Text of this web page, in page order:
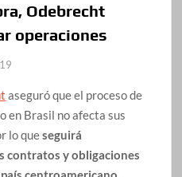
Odebrecht
operaciones
aseguró que el proceso de
en Brasil no afecta sus
lo queseguirá
contratos y obligaciones